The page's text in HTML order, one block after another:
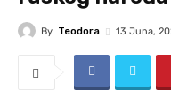
By Teodora 13 Juna,